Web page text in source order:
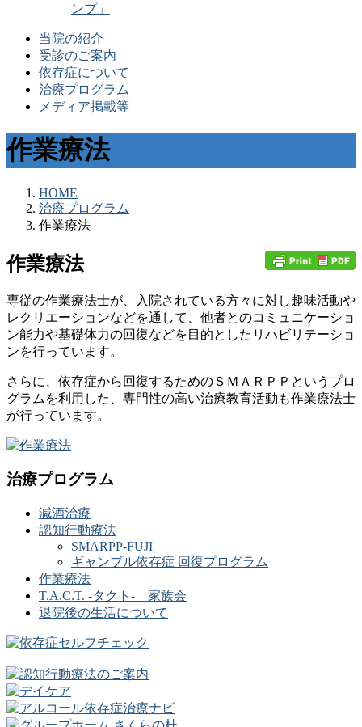
ンプ」
当院の紹介
受診のご案内
依存症について
治療プログラム
メディア掲載等
作業療法
HOME
治療プログラム
作業療法
作業療法
専従の作業療法士が、入院されている方々に対し趣味活動や
レクリエーションなどを通して、他者とのコミュニケーショ
ン能力や基礎体力の回復などを目的としたリハビリテーショ
ンを行っています。
さらに、依存症から回復するためのＳＭＡＲＰＰというプロ
グラムを利用した、専門性の高い治療教育活動も作業療法士
が行っています。
治療プログラム
減酒治療
認知行動療法
SMARPP-FUJI
ギャンブル依存症 回復プログラム
作業療法
T.A.C.T. -タクト- 家族会
退院後の生活について